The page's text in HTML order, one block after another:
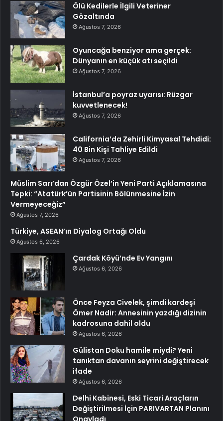
Ölü Kedilerle İlgili Veteriner
Gözaltında
Ağustos 7, 2026
Oyuncağa benziyor ama gerçek:
Dünyanın en küçük atı seçildi
Ağustos 7, 2026
İstanbul’a poyraz uyarısı: Rüzgar
kuvvetlenecek!
Ağustos 7, 2026
California’da Zehirli Kimyasal Tehdidi:
40 Bin Kişi Tahliye Edildi
Ağustos 7, 2026
Müslim Sarı’dan Özgür Özel’in Yeni Parti Açıklamasına
Tepki: “Atatürk’ün Partisinin Bölünmesine İzin
Vermeyeceğiz”
Ağustos 7, 2026
Türkiye, ASEAN’ın Diyalog Ortağı Oldu
Ağustos 6, 2026
Çardak Köyü’nde Ev Yangını
Ağustos 6, 2026
Önce Feyza Civelek, şimdi kardeşi
Ömer Nadir: Annesinin yazdığı dizinin
kadrosuna dahil oldu
Ağustos 6, 2026
Gülistan Doku hamile miydi? Yeni
tanıktan davanın seyrini değiştirecek
ifade
Ağustos 6, 2026
Delhi Kabinesi, Eski Ticari Araçların
Değiştirilmesi İçin PARIVARTAN Planını
Onayladı